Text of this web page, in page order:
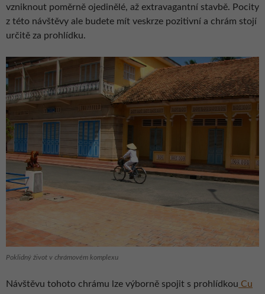
vzniknout poměrně ojedinělé, až extravagantní stavbě. Pocity
z této návštěvy ale budete mít veskrze pozitivní a chrám stojí
určitě za prohlídku.
Poklidný život v chrámovém komplexu
Návštěvu tohoto chrámu lze výborně spojit s prohlídkou Cu